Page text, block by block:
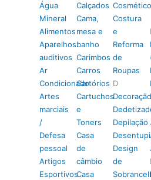
Água
Mineral
Alimentos
Aparelhos
auditivos
Ar
Condicionado
Artes
marciais
/
Defesa
pessoal
Artigos
Esportivos
Calçados
Cama,
mesa e
banho
Carimbos
Carros
Cartórios
Cartuchos
e
Toners
Casa
de
câmbio
Casa
Costura
e
Reforma
de
Roupas
D
Decoração
Depilação
Design
de
I